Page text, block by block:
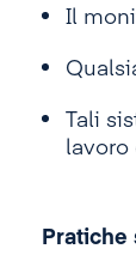
Il
Tali
lavoro